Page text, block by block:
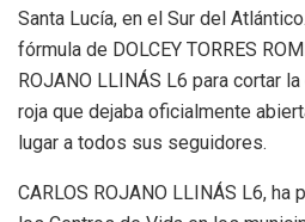
Santa Lucía, en el Sur del
fórmula de DOLCEY TORRES
ROJANO LLINÁS L6 para cortar
roja que dejaba oficialmente
lugar a todos sus seguidores.
CARLOS ROJANO LLINÁS L6,